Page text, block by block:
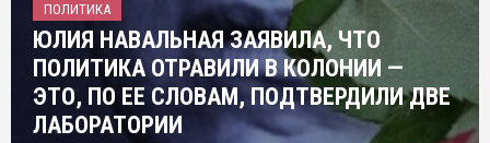
ПОЛИТИКА
ЮЛИЯ НАВАЛЬНАЯ ЗАЯВИЛА, ЧТО
ПОЛИТИКА ОТРАВИЛИ В КОЛОНИИ —
ЭТО, ПО ЕЕ СЛОВАМ, ПОДТВЕРДИЛИ ДВЕ
ЛАБОРАТОРИИ